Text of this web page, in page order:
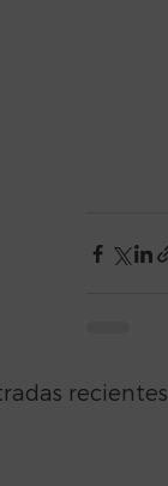
recientes